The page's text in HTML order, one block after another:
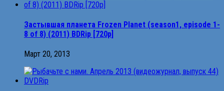
Застывшая планета Frozen Planet (season1, episode 1-
8 of 8) (2011) BDRip [720p]
Март 20, 2013